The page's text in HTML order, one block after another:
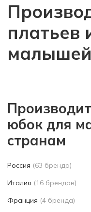
платьев
малышей
юбок для
странам
Россия (63 бренда)
Италия (16 брендов)
Франция (4 бренда)